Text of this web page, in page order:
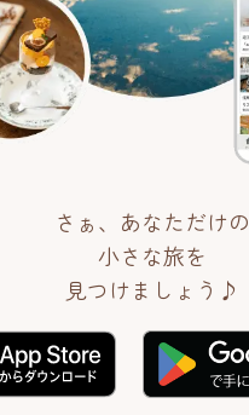
さぁ、あなただけの
小さな旅を
見つけましょう♪